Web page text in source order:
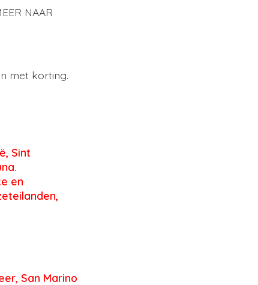
NAAR
met korting.
Sint
en
San Marino